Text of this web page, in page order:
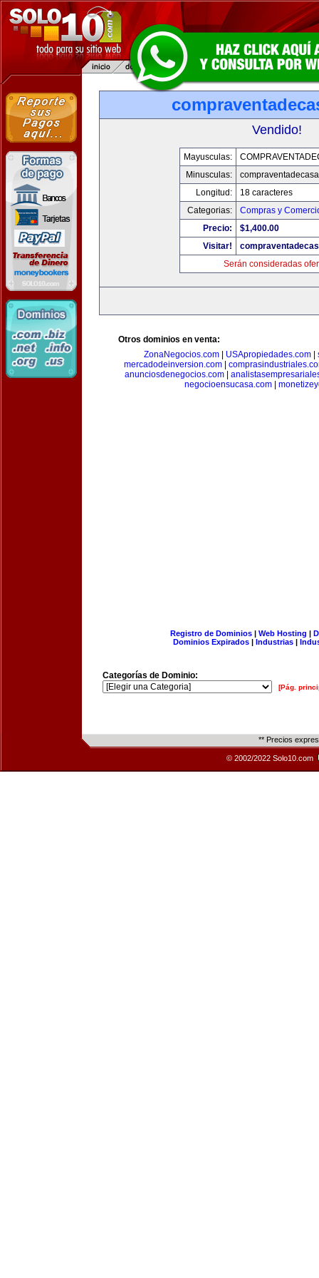
Vendido!
Mayusculas:
Minusculas:
Longitud:
18 caracteres
Categorias:
Compras y
Precio:
$1,400.00
Visitar!
Serán consideradas
Otros dominios en venta:
ZonaNegocios.com| USApropiedades.com|
mercadodeinversion.com
anunciosdenegocios.com|
negocioensucasa.com|
Registro de Dominios| Web Hosting |
Dominios Expirados | Industrias |
Categorías de Dominio:
[Pág.
** Precios
© 2002/2022 Solo10.com